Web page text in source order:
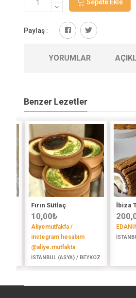
Sepete Ekle
Paylaş :
YORUMLAR
Benzer Lezetler
Fırın Sütlaç
10,00₺
Aliyemutfakfa /
instegram hesabım
@aliye.mutfakta
İSTANBUL (ASYA) / BEYKOZ
İbiza